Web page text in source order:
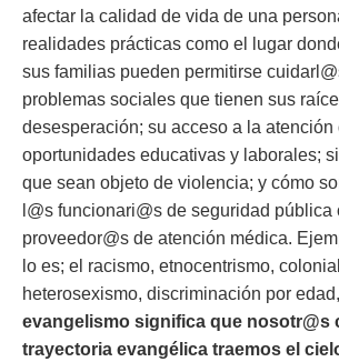
afectar la calidad de vida de una
realidades prácticas como el lugar
sus familias pueden permitirse
problemas sociales que tienen sus
desesperación; su acceso a la atención
oportunidades educativas y laborales;
que sean objeto de violencia; y cómo
l@s funcionari@s de seguridad pública
proveedor@s de atención médica.
lo es; el racismo, etnocentrismo,
heterosexismo, discriminación por
evangelismo significa que nosotr@s
trayectoria evangélica traemos el